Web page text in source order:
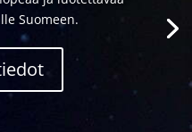
Suomeen.